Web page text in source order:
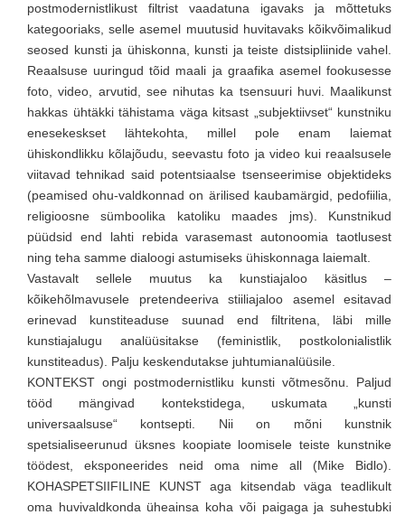
postmodernistlikust filtrist vaadatuna igavaks ja mõttetuks
kategooriaks, selle asemel muutusid huvitavaks kõikvõimalikud
seosed kunsti ja ühiskonna, kunsti ja teiste distsipliinide vahel.
Reaalsuse uuringud tõid maali ja graafika asemel fookusesse
foto, video, arvutid, see nihutas ka tsensuuri huvi. Maalikunst
hakkas ühtäkki tähistama väga kitsast „subjektiivset“ kunstniku
enesekeskset lähtekohta, millel pole enam laiemat
ühiskondlikku kõlajõudu, seevastu foto ja video kui reaalsusele
viitavad tehnikad said potentsiaalse tsenseerimise objektideks
(peamised ohu-valdkonnad on ärilised kaubamärgid, pedofiilia,
religioosne sümboolika katoliku maades jms). Kunstnikud
püüdsid end lahti rebida varasemast autonoomia taotlusest
ning teha samme dialoogi astumiseks ühiskonnaga laiemalt.
Vastavalt sellele muutus ka kunstiajaloo käsitlus –
kõikehõlmavusele pretendeeriva stiiliajaloo asemel esitavad
erinevad kunstiteaduse suunad end filtritena, läbi mille
kunstiajalugu analüüsitakse (feministlik, postkolonialistlik
kunstiteadus). Palju keskendutakse juhtumianalüüsile.
KONTEKST ongi postmodernistliku kunsti võtmesõnu. Paljud
tööd mängivad kontekstidega, uskumata „kunsti
universaalsuse“ kontsepti. Nii on mõni kunstnik
spetsialiseerunud üksnes koopiate loomisele teiste kunstnike
töödest, eksponeerides neid oma nime all (Mike Bidlo).
KOHASPETSIIFILINE KUNST aga kitsendab väga teadlikult
oma huvivaldkonda üheainsa koha või paigaga ja suhestubki